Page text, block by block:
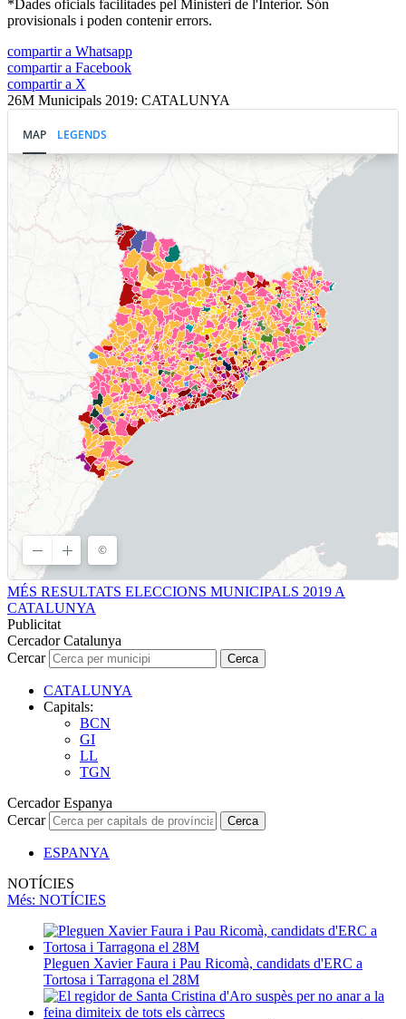
*Dades oficials facilitades pel Ministeri de l'Interior. Són
provisionals i poden contenir errors.
compartir a Whatsapp
compartir a Facebook
compartir a X
26M Municipals 2019: CATALUNYA
MÉS RESULTATS ELECCIONS MUNICIPALS 2019 A
CATALUNYA
Publicitat
Cercador Catalunya
Cercar
Cerca
CATALUNYA
Capitals:
BCN
GI
LL
TGN
Cercador Espanya
Cercar
Cerca
ESPANYA
NOTÍCIES
Més: NOTÍCIES
Pleguen Xavier Faura i Pau Ricomà, candidats d'ERC a
Tortosa i Tarragona el 28M